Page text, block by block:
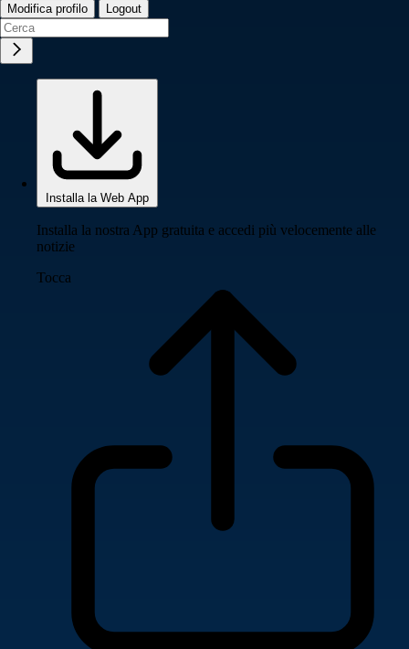
Modifica profilo Logout
Installa la Web App
Installa la nostra App gratuita e accedi più velocemente alle
notizie
Tocca